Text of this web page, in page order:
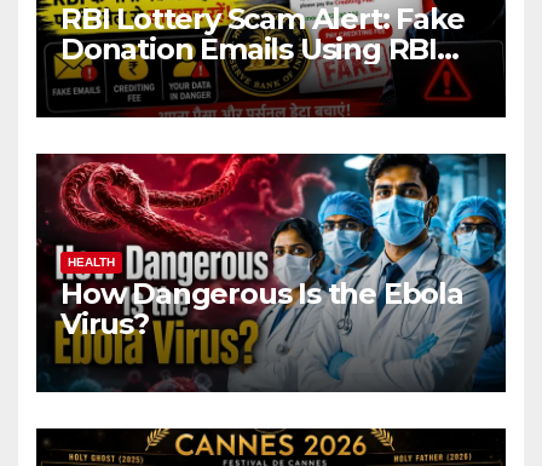
RBI Lottery Scam Alert: Fake
Donation Emails Using RBI
Name Target Indian Users
HEALTH
How Dangerous Is the Ebola
Virus?